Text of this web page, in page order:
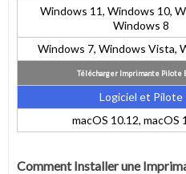
Windows 11, Windows 10,
Windows 8
Windows 7, Windows Vista,
Télécharger Imprimante Pilote
Logiciel et Pilote
macOS 10.12, macOS
Comment Installer une